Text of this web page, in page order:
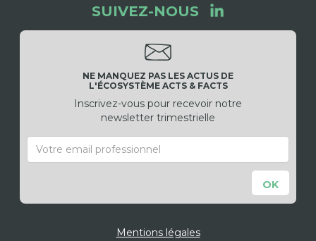
SUIVEZ-NOUS
NE MANQUEZ PAS LES ACTUS DE
L'ÉCOSYSTÈME ACTS & FACTS
Inscrivez-vous pour recevoir notre
newsletter trimestrielle
Mentions légales